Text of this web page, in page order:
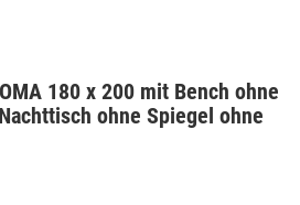
180 x 200 mit Bench ohne
ohne Spiegel ohne